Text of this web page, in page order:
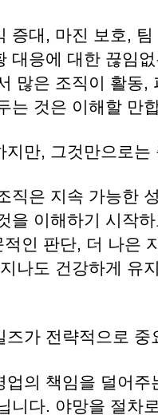
증대, 마진 보호, 팀
대응에 대한 끊임
많은 조직이 활동,
는 것은 이해할 만
지만, 그것만으로는
직은 지속 가능한
을 이해하기 시작
인 판단, 더 나은
나도 건강하게 유
즈가 전략적으로 중
업의 책임을 덜어
니다. 야망을 절차